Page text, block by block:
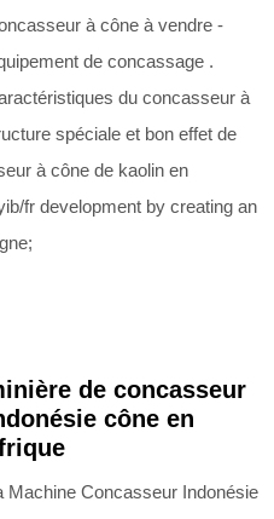
à cône à vendre -
de concassage .
du concasseur à
spéciale et bon effet de
à cône de kaolin en
fr development by creating an
de concasseur
cône en
Machine Concasseur Indonésie